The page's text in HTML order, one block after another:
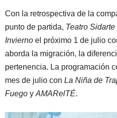
Con la retrospectiva de la
punto de partida, Teatro Sidarte
Invierno el próximo 1 de julio
aborda la migración, la
pertenencia. La programación
mes de julio con La Niña de
Fuego y AMARelTÉ.